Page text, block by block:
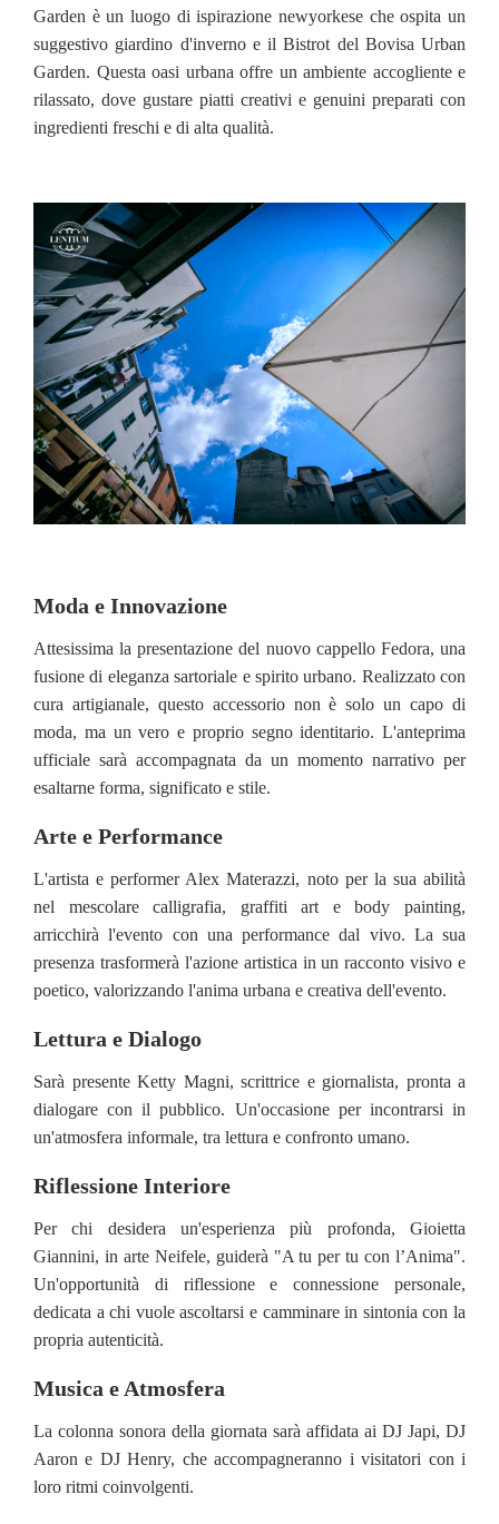
Garden è un luogo di ispirazione newyorkese che ospita un
suggestivo giardino d'inverno e il Bistrot del Bovisa Urban
Garden. Questa oasi urbana offre un ambiente accogliente e
rilassato, dove gustare piatti creativi e genuini preparati con
ingredienti freschi e di alta qualità.
Moda e Innovazione
Attesissima la presentazione del nuovo cappello Fedora, una
fusione di eleganza sartoriale e spirito urbano. Realizzato con
cura artigianale, questo accessorio non è solo un capo di
moda, ma un vero e proprio segno identitario. L'anteprima
ufficiale sarà accompagnata da un momento narrativo per
esaltarne forma, significato e stile.
Arte e Performance
L'artista e performer Alex Materazzi, noto per la sua abilità
nel mescolare calligrafia, graffiti art e body painting,
arricchirà l'evento con una performance dal vivo. La sua
presenza trasformerà l'azione artistica in un racconto visivo e
poetico, valorizzando l'anima urbana e creativa dell'evento.
Lettura e Dialogo
Sarà presente Ketty Magni, scrittrice e giornalista, pronta a
dialogare con il pubblico. Un'occasione per incontrarsi in
un'atmosfera informale, tra lettura e confronto umano.
Riflessione Interiore
Per chi desidera un'esperienza più profonda, Gioietta
Giannini, in arte Neifele, guiderà "A tu per tu con l’Anima".
Un'opportunità di riflessione e connessione personale,
dedicata a chi vuole ascoltarsi e camminare in sintonia con la
propria autenticità.
Musica e Atmosfera
La colonna sonora della giornata sarà affidata ai DJ Japi, DJ
Aaron e DJ Henry, che accompagneranno i visitatori con i
loro ritmi coinvolgenti.